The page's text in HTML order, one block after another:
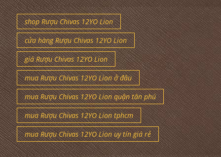
shop Rượu Chivas 12YO Lion
cửa hàng Rượu Chivas 12YO Lion
giá Rượu Chivas 12YO Lion
mua Rượu Chivas 12YO Lion ở đâu
mua Rượu Chivas 12YO Lion quận tân phú
mua Rượu Chivas 12YO Lion tphcm
mua Rượu Chivas 12YO Lion uy tín giá rẻ